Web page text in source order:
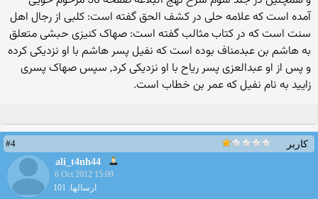
آمده است که علامه حلی در کشف الحق گفته است: کلبی از رجال اهل
سنت است که در کتاب مثالب گفته است: صهاک کنیزی حبشی متعلق
به هاشم بن عبدمناف بوده است که نفیل پسر هاشم با او نزدیکی کرده
و پس از او عبدالعزی پسر ریاح با او نزدیکی کرد, سپس صهاک پسری
زایید به نام نفیل که عمر بن خطاب است.
کاربر
#4
ali_t4nh44
6 Oct 2012 15:09
ارسالها: 101